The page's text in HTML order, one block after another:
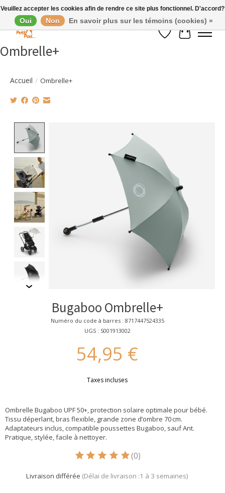
Liste de souhaits
Panier
Ombrelle+
Accueil / Ombrelle+
Bugaboo Ombrelle+
Numéro du code à barres : 8717447524335
UGS : S001913002
54,95 €
Taxes incluses
Ombrelle Bugaboo UPF 50+, protection solaire optimale pour bébé.
Tissu déperlant, bras flexible, grande zone d’ombre 70 cm.
Adaptateurs inclus, compatible poussettes Bugaboo, sauf Ant.
Pratique, stylée, facile à nettoyer.
Ce produit est évalué à
(0)
Livraison différée (Délai de livraison :1 à 3 semaines)
Veuillez accepter les cookies afin de rendre ce site plus fonctionnel. D'accord?
Oui Non En savoir plus sur les témoins (cookies) »